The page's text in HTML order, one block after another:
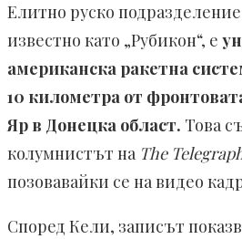
Елитно руско
известно като „Рубикон“, е
американска ракетна
10 километра от
Яр в Донецка област. Това
колумнистът на The
позовавайки се на видео
Според Кели, записът